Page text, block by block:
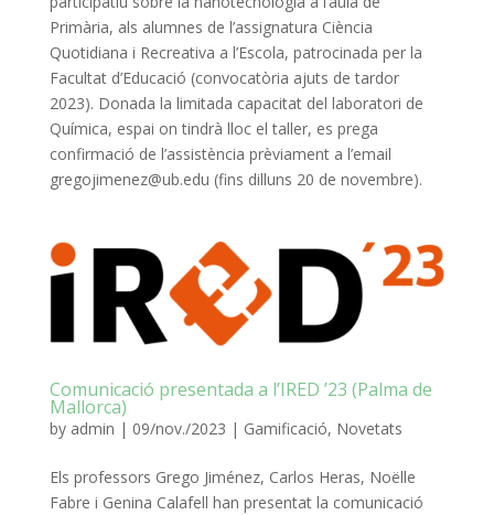
Primària, als alumnes de l’assignatura Ciència
Quotidiana i Recreativa a l’Escola, patrocinada per la
Facultat d’Educació (convocatòria ajuts de tardor
2023). Donada la limitada capacitat del laboratori de
Química, espai on tindrà lloc el taller, es prega
confirmació de l’assistència prèviament a l’email
gregojimenez@ub.edu (fins dilluns 20 de novembre).
Comunicació presentada a l’IRED ’23 (Palma de
Mallorca)
by admin | 09/nov./2023 | Gamificació, Novetats
Els professors Grego Jiménez, Carlos Heras, Noëlle
Fabre i Genina Calafell han presentat la comunicació